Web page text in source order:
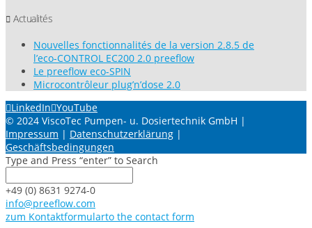
Actualités
Nouvelles fonctionnalités de la version 2.8.5 de
l’eco-CONTROL EC200 2.0 preeflow
Le preeflow eco-SPIN
Microcontrôleur plug’n’dose 2.0
LinkedIn YouTube
© 2024 ViscoTec Pumpen- u. Dosiertechnik GmbH |
Impressum | Datenschutzerklärung |
Geschäftsbedingungen
Type and Press “enter” to Search
+49 (0) 8631 9274-0
info@preeflow.com
zum Kontaktformularto the contact form